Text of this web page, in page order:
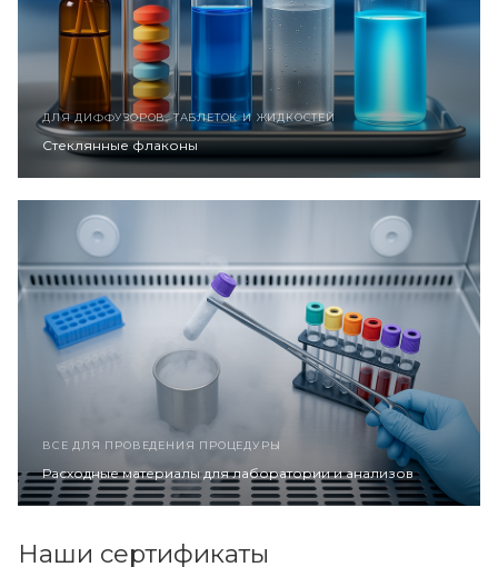
ДЛЯ ДИФФУЗОРОВ, ТАБЛЕТОК И ЖИДКОСТЕЙ
Стеклянные флаконы
ВСЕ ДЛЯ ПРОВЕДЕНИЯ ПРОЦЕДУРЫ
Расходные материалы для лаборатории и анализов
Наши сертификаты